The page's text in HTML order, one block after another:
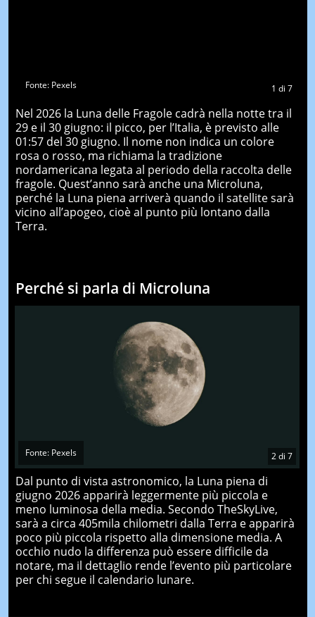
1 di 7
Fonte: Pexels
Nel 2026 la Luna delle Fragole cadrà nella notte tra il
29 e il 30 giugno: il picco, per l’Italia, è previsto alle
01:57 del 30 giugno. Il nome non indica un colore
rosa o rosso, ma richiama la tradizione
nordamericana legata al periodo della raccolta delle
fragole. Quest’anno sarà anche una Microluna,
perché la Luna piena arriverà quando il satellite sarà
vicino all’apogeo, cioè al punto più lontano dalla
Terra.
Perché si parla di Microluna
2di 7
Fonte: Pexels
Dal punto di vista astronomico, la Luna piena di
giugno 2026 apparirà leggermente più piccola e
meno luminosa della media. Secondo TheSkyLive,
sarà a circa 405mila chilometri dalla Terra e apparirà
poco più piccola rispetto alla dimensione media. A
occhio nudo la differenza può essere difficile da
notare, ma il dettaglio rende l’evento più particolare
per chi segue il calendario lunare.